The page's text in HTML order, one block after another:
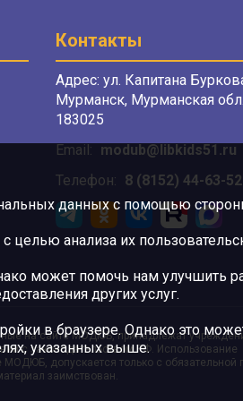
Контакты
Адрес: ул. Капитана
Мурманск, Мурманская
183025
Email: modub@libkids51.ru
Телефон: 8 (8152) 44-63-52
на сайте МОДЮБ, принадлежат
с законодательством РФ. Использование
допускается только с обязательной
заимствован.
данных с помощью
анализа их
может помочь нам улучшить
других услуг.
в браузере. Однако это
указанных выше.